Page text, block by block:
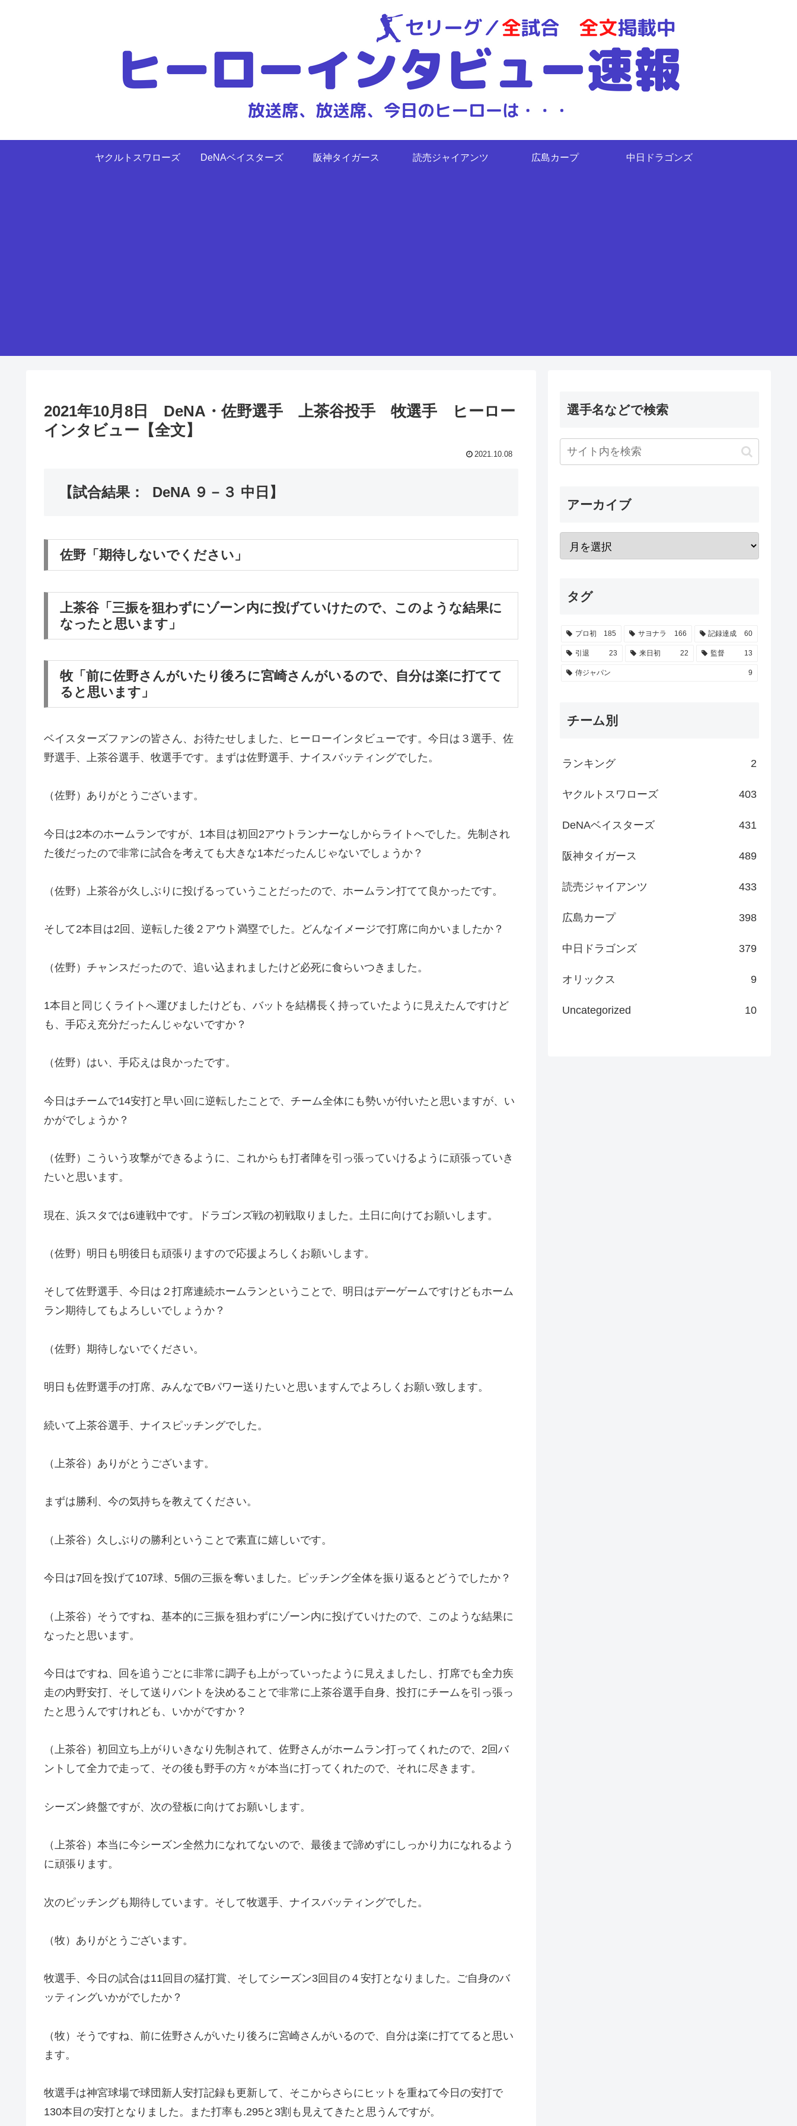
ヤクルトスワローズ DeNAベイスターズ 阪神タイガース 読売ジャイアンツ 広島カープ 中日ドラゴンズ
2021年10月8日 DeNA・佐野選手 上茶谷投手 牧選手 ヒーロー
インタビュー【全文】
2021.10.08
【試合結果： DeNA ９－３ 中日】
佐野「期待しないでください」
上茶谷「三振を狙わずにゾーン内に投げていけたので、このような結果に
なったと思います」
牧「前に佐野さんがいたり後ろに宮崎さんがいるので、自分は楽に打てて
ると思います」
ベイスターズファンの皆さん、お待たせしました、ヒーローインタビューです。今日は３選手、佐
野選手、上茶谷選手、牧選手です。まずは佐野選手、ナイスバッティングでした。
（佐野）ありがとうございます。
今日は2本のホームランですが、1本目は初回2アウトランナーなしからライトへでした。先制され
た後だったので非常に試合を考えても大きな1本だったんじゃないでしょうか？
（佐野）上茶谷が久しぶりに投げるっていうことだったので、ホームラン打てて良かったです。
そして2本目は2回、逆転した後２アウト満塁でした。どんなイメージで打席に向かいましたか？
（佐野）チャンスだったので、追い込まれましたけど必死に食らいつきました。
1本目と同じくライトへ運びましたけども、バットを結構長く持っていたように見えたんですけど
も、手応え充分だったんじゃないですか？
（佐野）はい、手応えは良かったです。
今日はチームで14安打と早い回に逆転したことで、チーム全体にも勢いが付いたと思いますが、い
かがでしょうか？
（佐野）こういう攻撃ができるように、これからも打者陣を引っ張っていけるように頑張っていき
たいと思います。
現在、浜スタでは6連戦中です。ドラゴンズ戦の初戦取りました。土日に向けてお願いします。
（佐野）明日も明後日も頑張りますので応援よろしくお願いします。
そして佐野選手、今日は２打席連続ホームランということで、明日はデーゲームですけどもホーム
ラン期待してもよろしいでしょうか？
（佐野）期待しないでください。
明日も佐野選手の打席、みんなでBパワー送りたいと思いますんでよろしくお願い致します。
続いて上茶谷選手、ナイスピッチングでした。
（上茶谷）ありがとうございます。
まずは勝利、今の気持ちを教えてください。
（上茶谷）久しぶりの勝利ということで素直に嬉しいです。
今日は7回を投げて107球、5個の三振を奪いました。ピッチング全体を振り返るとどうでしたか？
（上茶谷）そうですね、基本的に三振を狙わずにゾーン内に投げていけたので、このような結果に
なったと思います。
今日はですね、回を追うごとに非常に調子も上がっていったように見えましたし、打席でも全力疾
走の内野安打、そして送りバントを決めることで非常に上茶谷選手自身、投打にチームを引っ張っ
たと思うんですけれども、いかがですか？
（上茶谷）初回立ち上がりいきなり先制されて、佐野さんがホームラン打ってくれたので、2回バ
ントして全力で走って、その後も野手の方々が本当に打ってくれたので、それに尽きます。
シーズン終盤ですが、次の登板に向けてお願いします。
（上茶谷）本当に今シーズン全然力になれてないので、最後まで諦めずにしっかり力になれるよう
に頑張ります。
次のピッチングも期待しています。そして牧選手、ナイスバッティングでした。
（牧）ありがとうございます。
牧選手、今日の試合は11回目の猛打賞、そしてシーズン3回目の４安打となりました。ご自身のバ
ッティングいかがでしたか？
（牧）そうですね、前に佐野さんがいたり後ろに宮崎さんがいるので、自分は楽に打ててると思い
ます。
牧選手は神宮球場で球団新人安打記録も更新して、そこからさらにヒットを重ねて今日の安打で
130本目の安打となりました。また打率も.295と3割も見えてきたと思うんですが。
選手名などで検索
アーカイブ
タグ
プロ初 185 サヨナラ 166 記録達成 60
引退 23 来日初 22 監督 13
侍ジャパン 9
チーム別
ランキング 2
ヤクルトスワローズ 403
DeNAベイスターズ 431
阪神タイガース 489
読売ジャイアンツ 433
広島カープ 398
中日ドラゴンズ 379
オリックス 9
Uncategorized 10